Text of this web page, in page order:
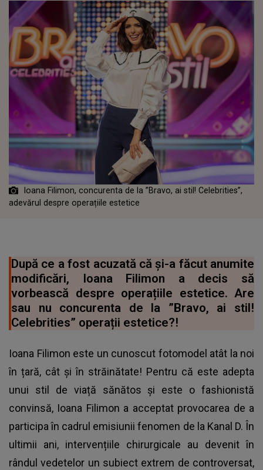
Ioana Filimon, concurenta de la ”Bravo, ai stil! Celebrities”,
adevărul despre operațiile estetice
După ce a fost acuzată că și-a făcut anumite
modificări, Ioana Filimon a decis să
vorbească despre operațiile estetice. Are
sau nu concurenta de la ”Bravo, ai stil!
Celebrities” operații estetice?!
Ioana Filimon este un cunoscut fotomodel atât la noi
în țară, cât și în străinătate! Pentru că este adepta
unui stil de viață sănătos și este o fashionistă
convinsă, Ioana Filimon a acceptat provocarea de a
participa în cadrul emisiunii fenomen de la Kanal D. În
ultimii ani, intervențiile chirurgicale au devenit în
rândul vedetelor un subiect extrem de controversat,